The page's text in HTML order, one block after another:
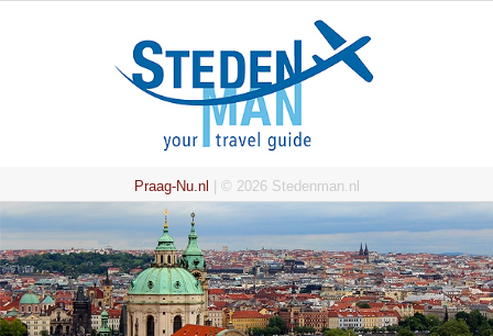
Praag-Nu.nl | © 2026 Stedenman.nl